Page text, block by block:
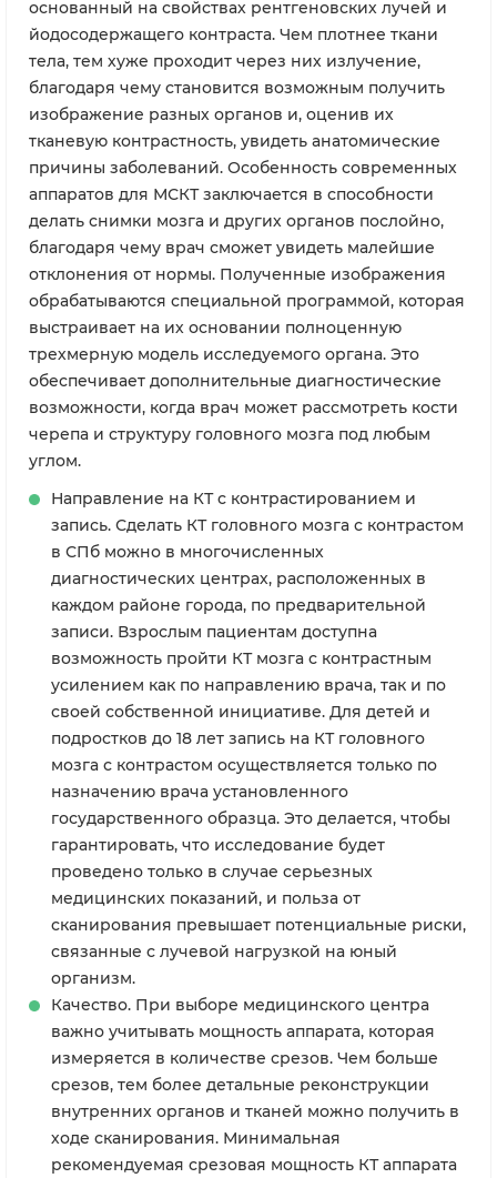
основанный на свойствах рентгеновских лучей и
йодосодержащего контраста. Чем плотнее ткани
тела, тем хуже проходит через них излучение,
благодаря чему становится возможным получить
изображение разных органов и, оценив их
тканевую контрастность, увидеть анатомические
причины заболеваний. Особенность современных
аппаратов для МСКТ заключается в способности
делать снимки мозга и других органов послойно,
благодаря чему врач сможет увидеть малейшие
отклонения от нормы. Полученные изображения
обрабатываются специальной программой, которая
выстраивает на их основании полноценную
трехмерную модель исследуемого органа. Это
обеспечивает дополнительные диагностические
возможности, когда врач может рассмотреть кости
черепа и структуру головного мозга под любым
углом.
Направление на КТ с контрастированием и
запись. Сделать КТ головного мозга с контрастом
в СПб можно в многочисленных
диагностических центрах, расположенных в
каждом районе города, по предварительной
записи. Взрослым пациентам доступна
возможность пройти КТ мозга с контрастным
усилением как по направлению врача, так и по
своей собственной инициативе. Для детей и
подростков до 18 лет запись на КТ головного
мозга с контрастом осуществляется только по
назначению врача установленного
государственного образца. Это делается, чтобы
гарантировать, что исследование будет
проведено только в случае серьезных
медицинских показаний, и польза от
сканирования превышает потенциальные риски,
связанные с лучевой нагрузкой на юный
организм.
Качество. При выборе медицинского центра
важно учитывать мощность аппарата, которая
измеряется в количестве срезов. Чем больше
срезов, тем более детальные реконструкции
внутренних органов и тканей можно получить в
ходе сканирования. Минимальная
рекомендуемая срезовая мощность КТ аппарата